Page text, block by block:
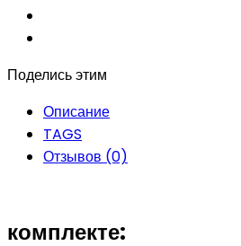
Поделись этим
Описание
TAGS
Отзывов (0)
комплекте: